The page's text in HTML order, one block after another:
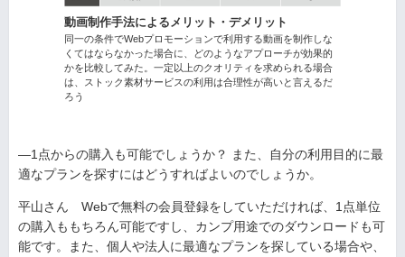
動画制作手法によるメリット・デメリット
同一の条件でWebプロモーションで利用する動画を制作しな
くてはならなかった場合に、どのようなアプローチが効果的
かを比較してみた。一定以上のクオリティを求められる場合
は、ストック素材サービスの利用は合理性が高いと言えるだ
ろう
—1点からの購入も可能でしょうか？ また、自分の利用目的に最
適なプランを探すにはどうすればよいのでしょうか。
平山さん Webで無料の会員登録をしていただければ、1点単位
の購入ももちろん可能ですし、カンプ用途でのダウンロードも可
能です。また、個人や法人に最適なプランを探している場合や、